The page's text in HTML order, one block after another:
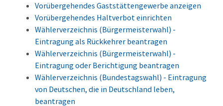
Vorübergehendes Gaststättengewerbe anzeigen
Vorübergehendes Haltverbot einrichten
Wählerverzeichnis (Bürgermeisterwahl) -
Eintragung als Rückkehrer beantragen
Wählerverzeichnis (Bürgermeisterwahl) -
Eintragung oder Berichtigung beantragen
Wählerverzeichnis (Bundestagswahl) - Eintragung
von Deutschen, die in Deutschland leben,
beantragen